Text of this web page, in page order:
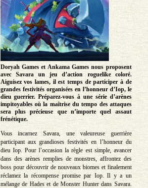
Doryah Games et Ankama Games nous proposent
avec Savara un jeu d’action roguelike coloré.
Aiguisez vos lames, il est temps de participer à de
grandes festivités organisées en l’honneur d’Iop, le
dieu guerrier. Préparez-vous à une série d’arènes
impitoyables où la maîtrise du tempo des attaques
sera plus précieuse que n’importe quel assaut
frénétique.
Vous incarnez Savara, une valeureuse guerrière
participant aux grandioses festivités en l’honneur du
dieu Iop. Pour l’occasion la règle est simple, avancer
dans des arènes remplies de monstres, affrontez des
boss pour découvrir de nouveaux biomes et finalement
réclamez la récompense promise par Iop. Il y a un
mélange de Hades et de Monster Hunter dans Savara.